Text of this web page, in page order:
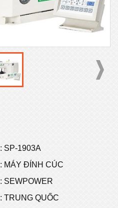
: SP-1903A
: MÁY ĐÍNH CÚC
: SEWPOWER
: TRUNG QUỐC